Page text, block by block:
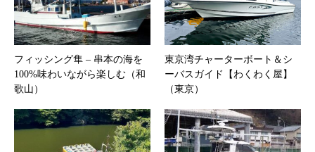
フィッシング隼 – 串本の海を
100%味わいながら楽しむ（和
歌山）
東京湾チャーターボート＆シ
ーバスガイド【わくわく屋】
（東京）